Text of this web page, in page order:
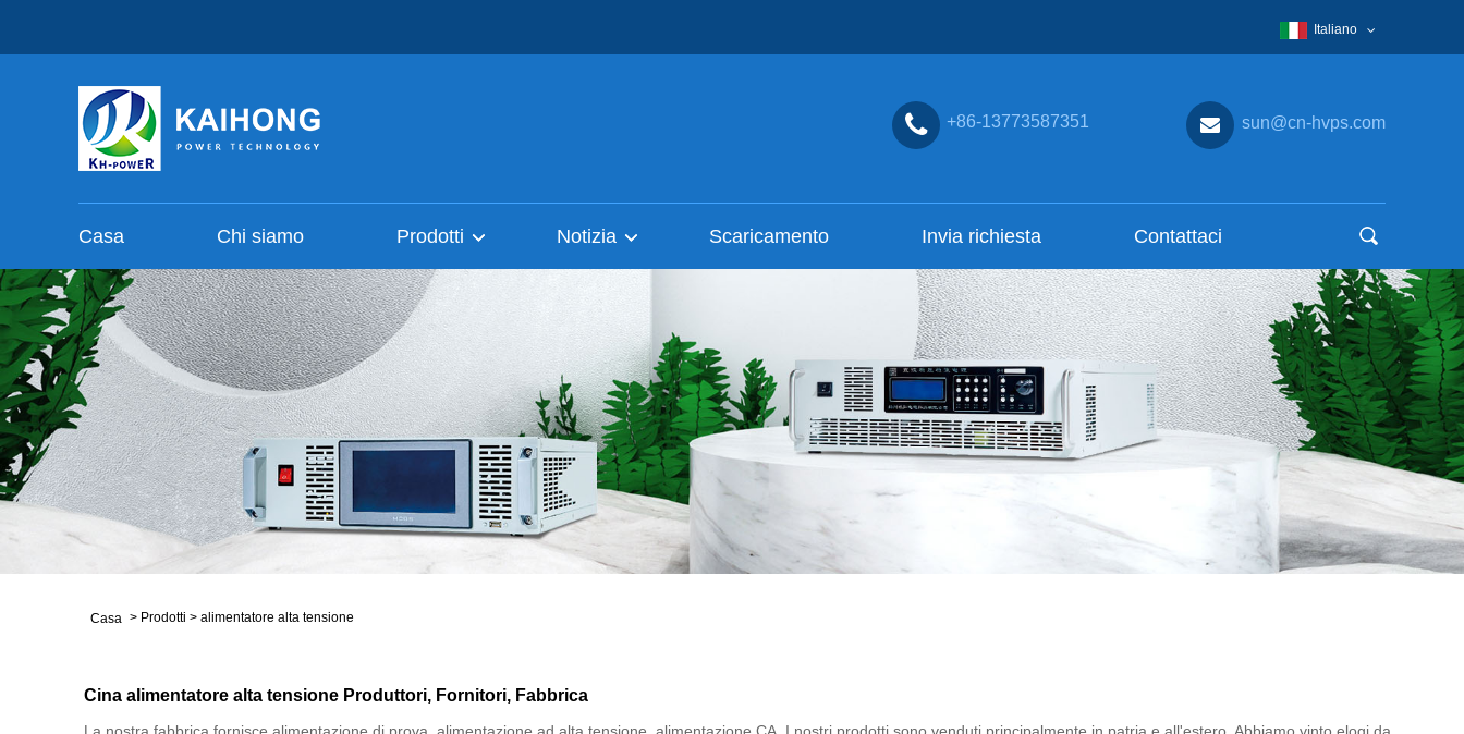
Italiano
+86-13773587351 sun@cn-hvps.com
Casa Chi siamo Prodotti Notizia Scaricamento Invia richiesta Contattaci
Casa > Prodotti > alimentatore alta tensione
Cina alimentatore alta tensione Produttori, Fornitori, Fabbrica